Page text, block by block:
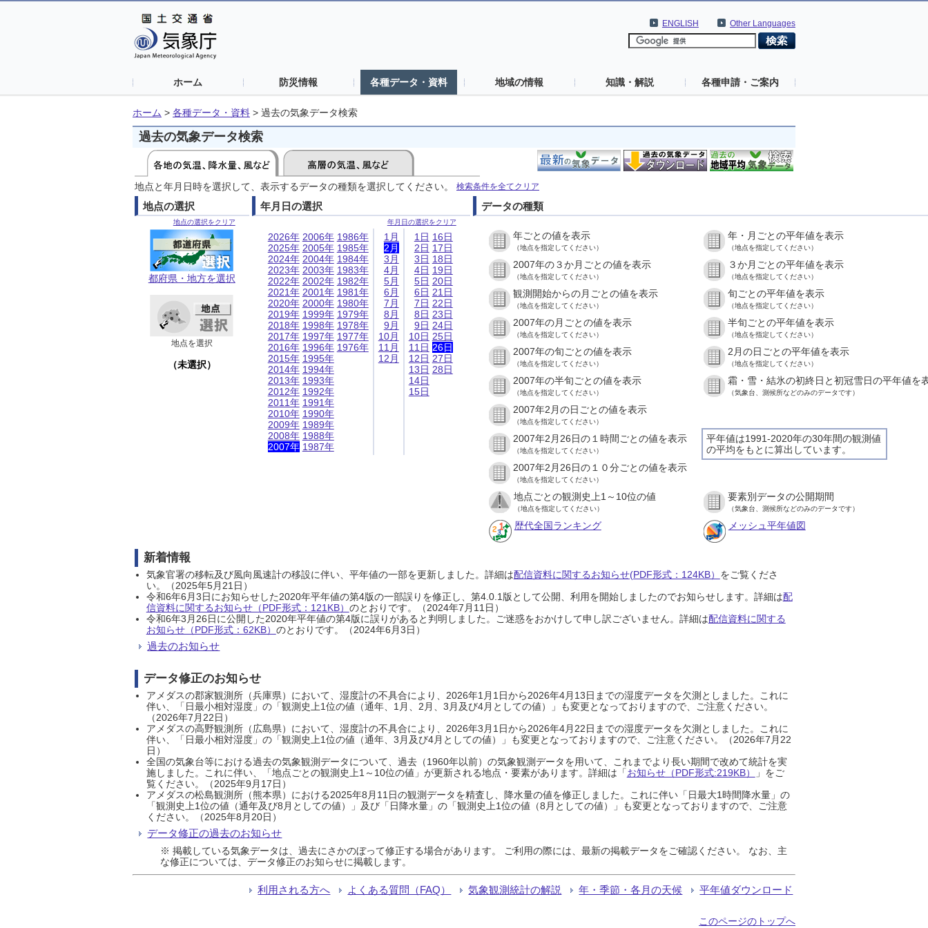
Other Languages
ENGLISH
ホーム 防災情報 各種データ・資料 地域の情報 知識・解説 各種申請・ご案内
ホーム > 各種データ・資料 > 過去の気象データ検索
過去の気象データ検索
地点と年月日時を選択して、表示するデータの種類を選択してください。 検索条件を全てクリア
地点の選択
地点の選択をクリア
都府県・地方を選択
地点を選択
（未選択）
年月日の選択
年月日の選択をクリア
2026年
2025年
2024年
2023年
2022年
2021年
2020年
2019年
2018年
2017年
2016年
2015年
2014年
2013年
2012年
2011年
2010年
2009年
2008年
2007年
2006年
2005年
2004年
2003年
2002年
2001年
2000年
1999年
1998年
1997年
1996年
1995年
1994年
1993年
1992年
1991年
1990年
1989年
1988年
1987年
1986年
1985年
1984年
1983年
1982年
1981年
1980年
1979年
1978年
1977年
1976年
1月
2月
3月
4月
5月
6月
7月
8月
9月
10月
11月
12月
1日
2日
3日
4日
5日
6日
7日
8日
9日
10日
11日
12日
13日
14日
15日
16日
17日
18日
19日
20日
21日
22日
23日
24日
25日
26日
27日
28日
データの種類
年ごとの値を表示
（地点を指定してください）
年・月ごとの平年値を表示
（地点を指定してください）
2007年の３か月ごとの値を表示
（地点を指定してください）
３か月ごとの平年値を表示
（地点を指定してください）
観測開始からの月ごとの値を表示
（地点を指定してください）
旬ごとの平年値を表示
（地点を指定してください）
2007年の月ごとの値を表示
（地点を指定してください）
半旬ごとの平年値を表示
（地点を指定してください）
2007年の旬ごとの値を表示
（地点を指定してください）
2月の日ごとの平年値を表示
（地点を指定してください）
2007年の半旬ごとの値を表示
（地点を指定してください）
霜・雪・結氷の初終日と初冠雪日の平年値を
（気象台、測候所などのみのデータです）
2007年2月の日ごとの値を表示
（地点を指定してください）
平年値は1991-2020年の30年間の観測値
の平均をもとに算出しています。
2007年2月26日の１時間ごとの値を表示
（地点を指定してください）
2007年2月26日の１０分ごとの値を表示
（地点を指定してください）
地点ごとの観測史上1～10位の値
（地点を指定してください）
要素別データの公開期間
（気象台、測候所などのみのデータです）
歴代全国ランキング メッシュ平年値図
新着情報
気象官署の移転及び風向風速計の移設に伴い、平年値の一部を更新しました。詳細は配信資料に関するお知らせ(PDF形式：124KB） をご覧くださ
い。（2025年5月21日）
令和6年6月3日にお知らせした2020年平年値の第4版の一部誤りを修正し、第4.0.1版として公開、利用を開始しましたのでお知らせします。詳細は配
信資料に関するお知らせ（PDF形式：121KB） のとおりです。（2024年7月11日）
令和6年3月26日に公開した2020年平年値の第4版に誤りがあると判明しました。ご迷惑をおかけして申し訳ございません。詳細は配信資料に関する
お知らせ（PDF形式：62KB） のとおりです。（2024年6月3日）
過去のお知らせ
データ修正のお知らせ
アメダスの郡家観測所（兵庫県）において、湿度計の不具合により、2026年1月1日から2026年4月13日までの湿度データを欠測としました。これに
伴い、「日最小相対湿度」の「観測史上1位の値（通年、1月、2月、3月及び4月としての値）」も変更となっておりますので、ご注意ください。
（2026年7月22日）
アメダスの高野観測所（広島県）において、湿度計の不具合により、2026年3月1日から2026年4月22日までの湿度データを欠測としました。これに
伴い、「日最小相対湿度」の「観測史上1位の値（通年、3月及び4月としての値）」も変更となっておりますので、ご注意ください。（2026年7月22
日）
全国の気象台等における過去の気象観測データについて、過去（1960年以前）の気象観測データを用いて、これまでより長い期間で改めて統計を実
施しました。これに伴い、「地点ごとの観測史上1～10位の値」が更新される地点・要素があります。詳細は「お知らせ（PDF形式:219KB）
」をご
覧ください。（2025年9月17日）
アメダスの松島観測所（熊本県）における2025年8月11日の観測データを精査し、降水量の値を修正しました。これに伴い「日最大1時間降水量」の
「観測史上1位の値（通年及び8月としての値）」及び「日降水量」の「観測史上1位の値（8月としての値）」も変更となっておりますので、ご注意
ください。（2025年8月20日）
データ修正の過去のお知らせ
※ 掲載している気象データは、過去にさかのぼって修正する場合があります。 ご利用の際には、最新の掲載データをご確認ください。 なお、主
な修正については、データ修正のお知らせに掲載します。
利用される方へ よくある質問（FAQ） 気象観測統計の解説 年・季節・各月の天候 平年値ダウンロード
このページのトップへ